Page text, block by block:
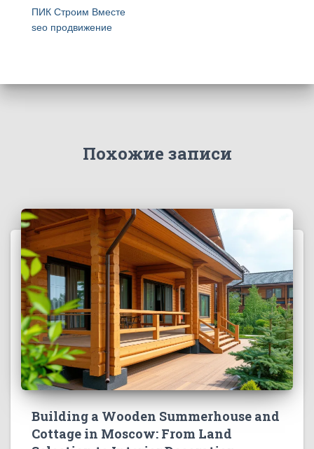
ПИК Строим Вместе
seo продвижение
Похожие записи
Building a Wooden Summerhouse and
Cottage in Moscow: From Land